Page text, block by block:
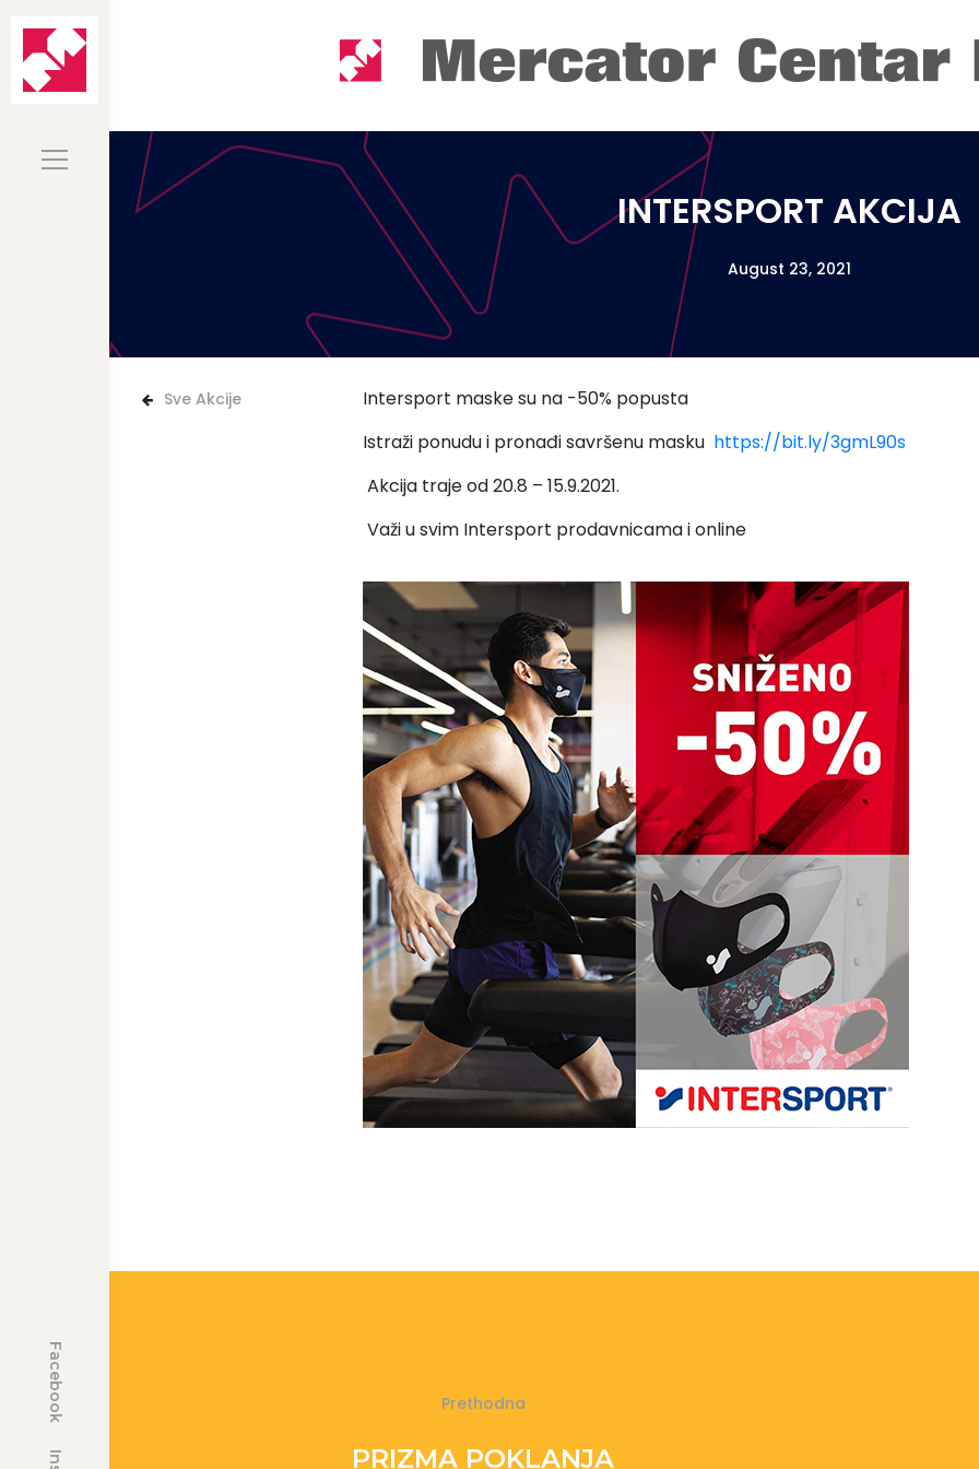
Facebook
INTERSPORT AKCIJA
August 23, 2021
Sve Akcije
Intersport maske su na -50% popusta
Istraži ponudu i pronađi savršenu masku https://bit.ly/3gmL90s
️ Akcija traje od 20.8 – 15.9.2021.
Važi u svim Intersport prodavnicama i online
Prethodna
PRIZMA POKLANJA